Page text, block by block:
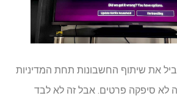
את שיתוף החשבונות תחת המדיניות
לא סיפקה פרטים. אבל זה לא לבד